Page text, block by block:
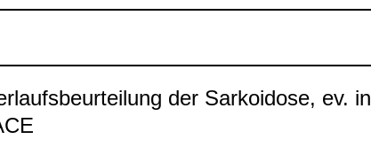
der Sar­ko­idose, ev. in